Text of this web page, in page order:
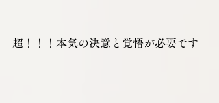
超！！！本気の決意と覚悟が必要です